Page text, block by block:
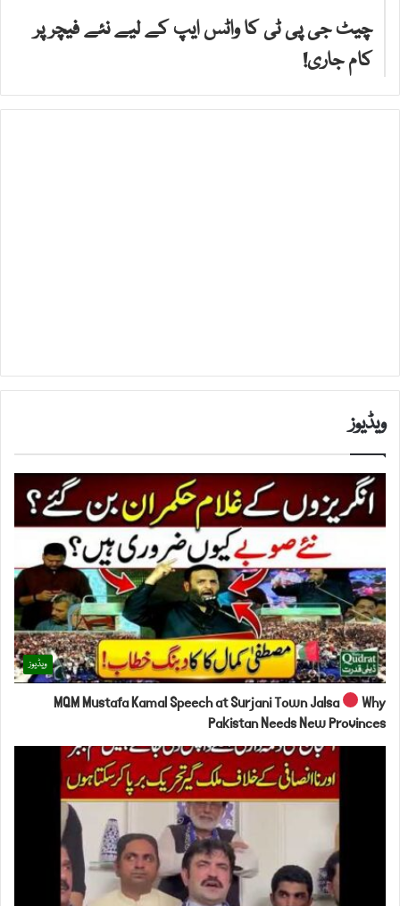
چیٹ جی پی ٹی کا واٹس ایپ کے لیے نئے فیچر پر
کام جاری!
ویڈیوز
ویڈیوز
MQM Mustafa Kamal Speech at Surjani Town Jalsa
Why
Pakistan Needs New Provinces